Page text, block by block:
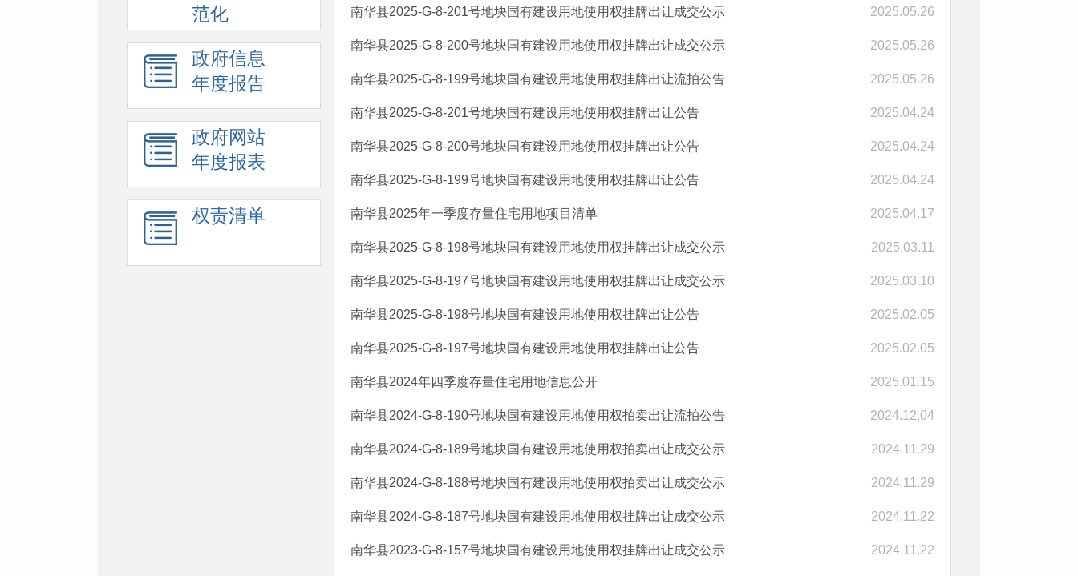
范化
政府信息
年度报告
政府网站
年度报表
权责清单
南华县2025-G-8-201号地块国有建设用地使用权挂牌出让成交公示 2025.05.26
南华县2025-G-8-200号地块国有建设用地使用权挂牌出让成交公示 2025.05.26
南华县2025-G-8-199号地块国有建设用地使用权挂牌出让流拍公告 2025.05.26
南华县2025-G-8-201号地块国有建设用地使用权挂牌出让公告 2025.04.24
南华县2025-G-8-200号地块国有建设用地使用权挂牌出让公告 2025.04.24
南华县2025-G-8-199号地块国有建设用地使用权挂牌出让公告 2025.04.24
南华县2025年一季度存量住宅用地项目清单 2025.04.17
南华县2025-G-8-198号地块国有建设用地使用权挂牌出让成交公示 2025.03.11
南华县2025-G-8-197号地块国有建设用地使用权挂牌出让成交公示 2025.03.10
南华县2025-G-8-198号地块国有建设用地使用权挂牌出让公告 2025.02.05
南华县2025-G-8-197号地块国有建设用地使用权挂牌出让公告 2025.02.05
南华县2024年四季度存量住宅用地信息公开 2025.01.15
南华县2024-G-8-190号地块国有建设用地使用权拍卖出让流拍公告 2024.12.04
南华县2024-G-8-189号地块国有建设用地使用权拍卖出让成交公示 2024.11.29
南华县2024-G-8-188号地块国有建设用地使用权拍卖出让成交公示 2024.11.29
南华县2024-G-8-187号地块国有建设用地使用权挂牌出让成交公示 2024.11.22
南华县2023-G-8-157号地块国有建设用地使用权挂牌出让成交公示 2024.11.22